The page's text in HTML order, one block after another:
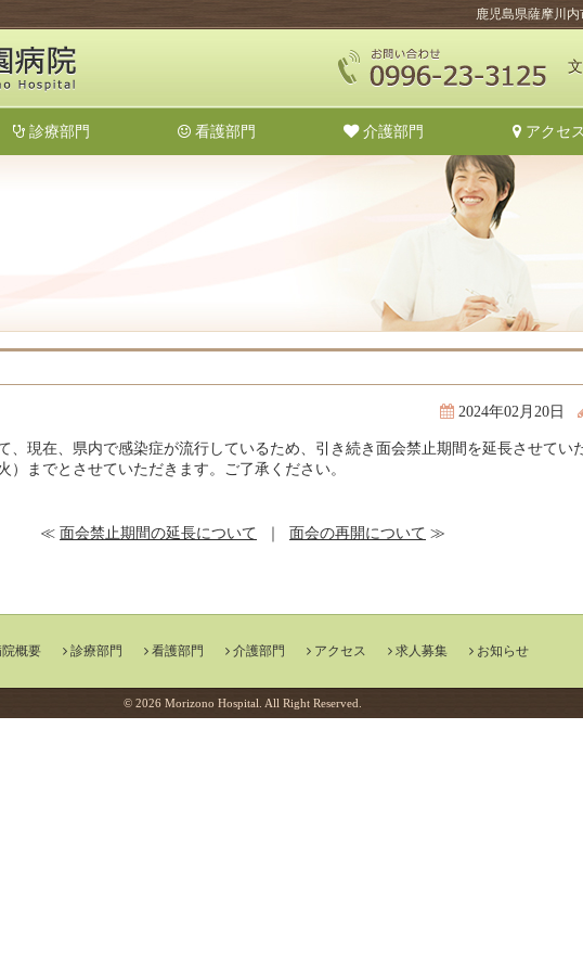
鹿児島県薩摩川
診療部門 看護部門 介護部門 アクセス
2024年02月20日
、現在、県内で感染症が流行しているため、引き続き面会禁止期間を延長させてい
）までとさせていただきます。ご了承ください。
≪ 面会禁止期間の延長について ｜ 面会の再開について ≫
概要 診療部門 看護部門 介護部門 アクセス 求人募集 お知らせ
© 2026 Morizono Hospital. All Right Reserved.